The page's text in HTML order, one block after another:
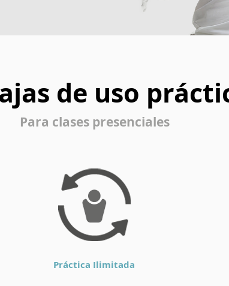
de uso
Para clases presenciales
Práctica Ilimitada